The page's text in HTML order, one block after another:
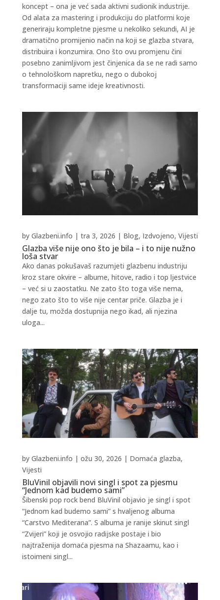
koncept – ona je već sada aktivni sudionik industrije.
Od alata za mastering i produkciju do platformi koje
generiraju kompletne pjesme u nekoliko sekundi, AI je
dramatično promijenio način na koji se glazba stvara,
distribuira i konzumira. Ono što ovu promjenu čini
posebno zanimljivom jest činjenica da se ne radi samo
o tehnološkom napretku, nego o dubokoj
transformaciji same ideje kreativnosti.
Glazba više nije ono što je bila – i to nije nužno
loša stvar
by Glazbeni.info | tra 3, 2026 | Blog, Izdvojeno, Vijesti
Ako danas pokušavaš razumjeti glazbenu industriju
kroz stare okvire – albume, hitove, radio i top ljestvice
– već si u zaostatku. Ne zato što toga više nema,
nego zato što to više nije centar priče. Glazba je i
dalje tu, možda dostupnija nego ikad, ali njezina
uloga...
BluVinil objavili novi singl i spot za pjesmu
“Jednom kad budemo sami”
by Glazbeni.info | ožu 30, 2026 | Domaća glazba,
Vijesti
Šibenski pop rock bend BluVinil objavio je singl i spot
“Jednom kad budemo sami” s hvaljenog albuma
“Carstvo Mediterana”. S albuma je ranije skinut singl
“Zvijeri” koji je osvojio radijske postaje i bio
najtraženija domaća pjesma na Shazaamu, kao i
istoimeni singl...